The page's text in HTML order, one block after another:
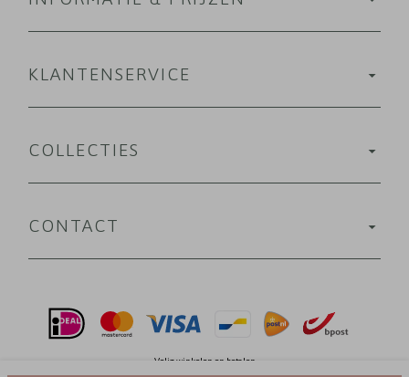
KLANTENSERVICE
COLLECTIES
CONTACT
Velig winkelen en betalen